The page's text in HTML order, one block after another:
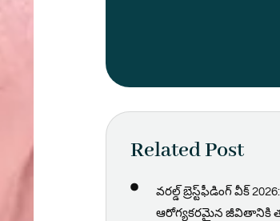
Related Post
వరల్డ్ బ్రెస్ట్‌ఫీడింగ్ వీక్ 2026:
ఆరోగ్యకరమైన జీవితానికి